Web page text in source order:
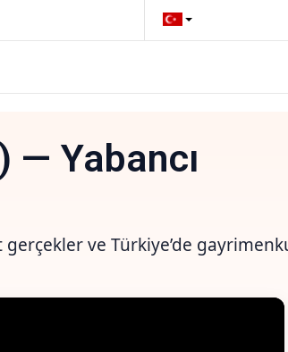
— Yabancı
gerçekler ve Türkiye’de